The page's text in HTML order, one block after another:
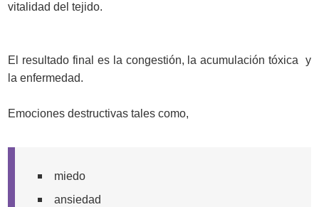
vitalidad del tejido.
El resultado final es la congestión, la acumulación tóxica y
la enfermedad.
Emociones destructivas tales como,
miedo
ansiedad